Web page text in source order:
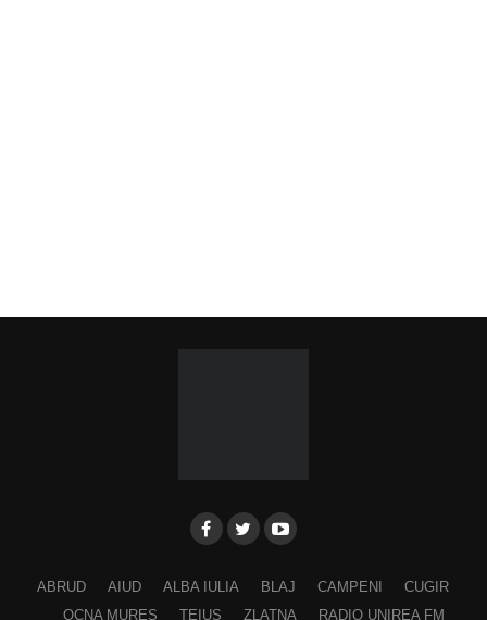
ABRUD AIUD ALBA IULIA BLAJ CAMPENI
CUGIR
OCNA MURES
TEIUS ZLATNA RADIO UNIREA FM